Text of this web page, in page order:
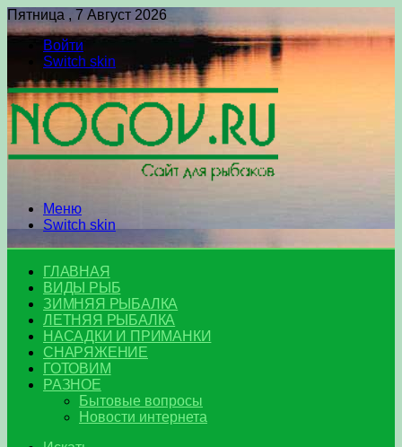
Пятница , 7 Август 2026
Войти
Switch skin
Меню
Switch skin
ГЛАВНАЯ
ВИДЫ РЫБ
ЗИМНЯЯ РЫБАЛКА
ЛЕТНЯЯ РЫБАЛКА
НАСАДКИ И ПРИМАНКИ
СНАРЯЖЕНИЕ
ГОТОВИМ
РАЗНОЕ
Бытовые вопросы
Новости интернета